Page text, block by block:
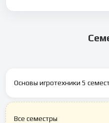
Основы игротехники 5
Все семестры